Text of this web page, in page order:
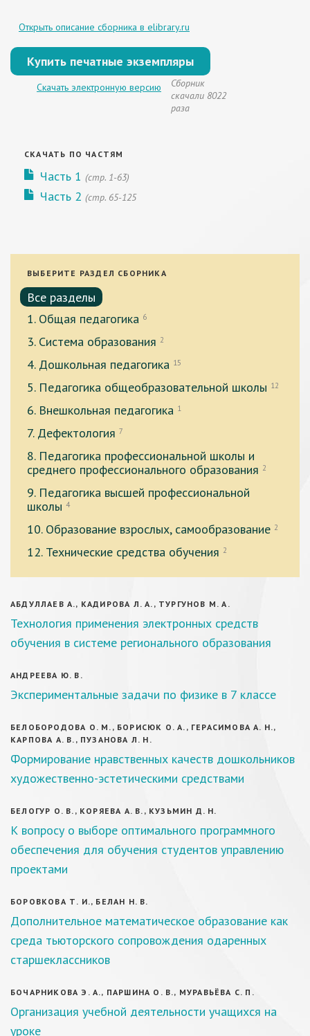
Открыть описание сборника в elibrary.ru
Купить печатные экземпляры
Скачать электронную версию
Сборник
скачали 8022
раза
СКАЧАТЬ ПО ЧАСТЯМ
Часть 1 (стр. 1-63)
Часть 2 (стр. 65-125
ВЫБЕРИТЕ РАЗДЕЛ СБОРНИКА
Все разделы
1. Общая педагогика 6
3. Система образования 2
4. Дошкольная педагогика 15
5. Педагогика общеобразовательной школы 12
6. Внешкольная педагогика 1
7. Дефектология 7
8. Педагогика профессиональной школы и
среднего профессионального образования 2
9. Педагогика высшей профессиональной
школы 4
10. Образование взрослых, самообразование 2
12. Технические средства обучения 2
АБДУЛЛАЕВ А., КАДИРОВА Л. А., ТУРГУНОВ М. А.
Технология применения электронных средств
обучения в системе регионального образования
АНДРЕЕВА Ю. В.
Экспериментальные задачи по физике в 7 классе
БЕЛОБОРОДОВА О. М., БОРИСЮК О. А., ГЕРАСИМОВА А. Н.,
КАРПОВА А. В., ПУЗАНОВА Л. Н.
Формирование нравственных качеств дошкольников
художественно-эстетическими средствами
БЕЛОГУР О. В., КОРЯЕВА А. В., КУЗЬМИН Д. Н.
К вопросу о выборе оптимального программного
обеспечения для обучения студентов управлению
проектами
БОРОВКОВА Т. И., БЕЛАН Н. В.
Дополнительное математическое образование как
среда тьюторского сопровождения одаренных
старшеклассников
БОЧАРНИКОВА Э. А., ПАРШИНА О. В., МУРАВЬЁВА С. П.
Организация учебной деятельности учащихся на
уроке